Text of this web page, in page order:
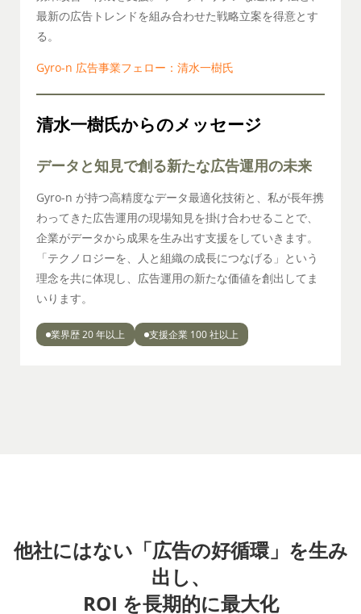
最新の広告トレンドを組み合わせた戦略立案を得意とす
る。
Gyro-n 広告事業フェロー：清水一樹氏
清水一樹氏からのメッセージ
データと知見で創る新たな広告運用の未来
Gyro-n が持つ高精度なデータ最適化技術と、私が長年携
わってきた広告運用の現場知見を掛け合わせることで、
企業がデータから成果を生み出す支援をしていきます。
「テクノロジーを、人と組織の成長につなげる」という
理念を共に体現し、広告運用の新たな価値を創出してま
いります。
業界歴 20 年以上 支援企業 100 社以上
他社にはない「広告の好循環」を生み
出し、
ROI を長期的に最大化